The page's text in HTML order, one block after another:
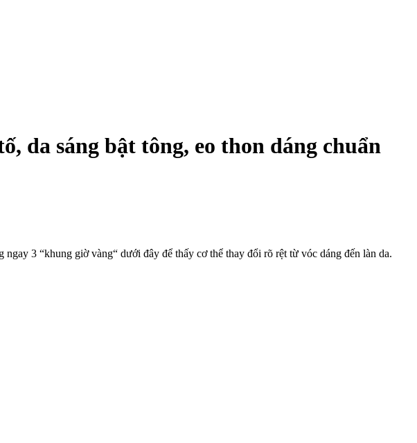
da sáng bật tông, eo thon dáng chuẩn
3 “khung giờ vàng“ dưới đây để thấy c‌ơ th‌ể thay đổi rõ rệt từ vóc dáng đến làn da.